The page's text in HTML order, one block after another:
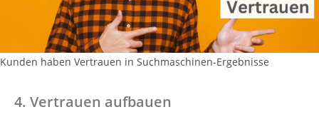
Kunden haben Vertrauen in Suchmaschinen-Ergebnisse
4. Vertrauen aufbauen